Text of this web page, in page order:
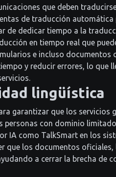
que deben
de traducción automática
de dedicar tiempo a la
en tiempo real que
e incluso documentos
y reducir errores, lo que
lingüística
garantizar que los servicios
personas con dominio
IA como TalkSmart en los
que los documentos
a cerrar la brecha de